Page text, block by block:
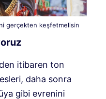
gerçekten keşfetmelisin
itibaren ton
daha sonra
gibi evrenini